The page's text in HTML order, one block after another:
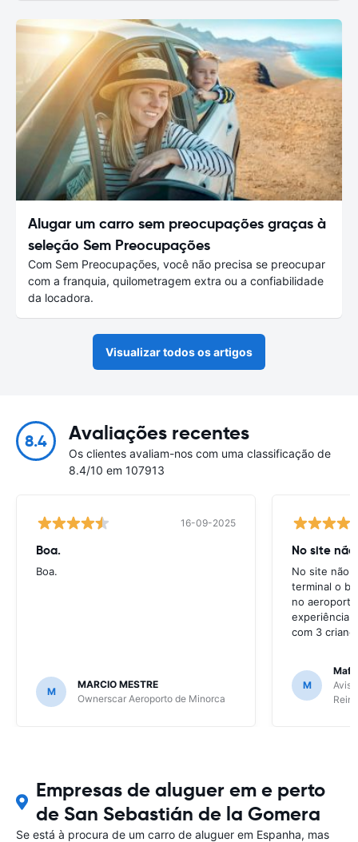
Alugar um carro sem preocupações graças à
seleção Sem Preocupações
Com Sem Preocupações, você não precisa se preocupar
com a franquia, quilometragem extra ou a confiabilidade
da locadora.
Visualizar todos os artigos
8.4 Avaliações recentes
Os clientes avaliam-nos com uma classificação de
8.4/10 em 107913
16-09-2025
Boa.
Boa.
M
MARCIO MESTRE
Ownerscar Aeroporto de Minorca
No site
No site não
terminal o
no
experiência
com 3
M
Avis
Empresas de aluguer em e perto
de San Sebastián de la Gomera
Se está à procura de um carro de aluguer em Espanha, mas